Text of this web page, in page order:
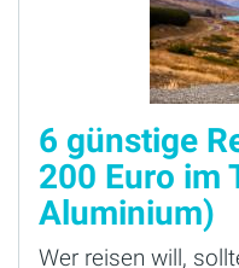
6 günstige
200 Euro im
Aluminium)
Wer reisen will,